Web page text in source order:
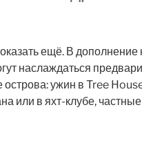
ещё. В дополнение
наслаждаться
ужин в Tree
или в яхт-клубе,